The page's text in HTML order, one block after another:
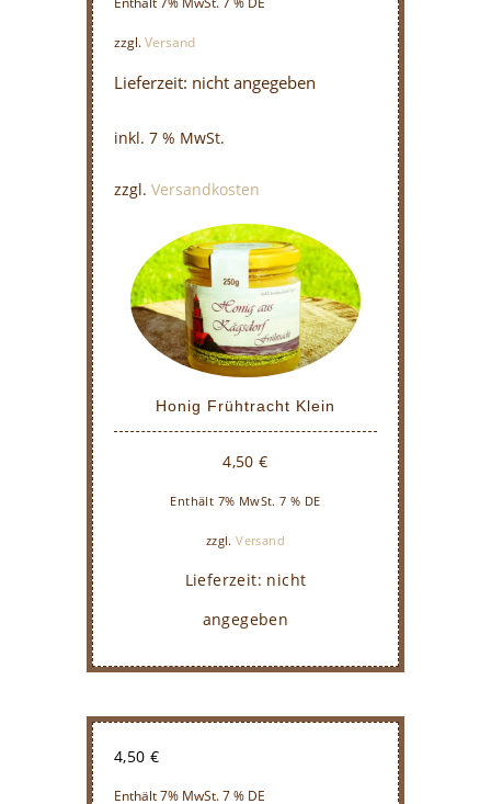
zzgl.Versand
Lieferzeit: nicht angegeben
inkl. 7 % MwSt.
zzgl. Versandkosten
Honig Frühtracht Klein
4,50€
Enthält 7% MwSt. 7 % DE
zzgl.Versand
Lieferzeit: nicht
angegeben
4,50 €
Enthält 7% MwSt. 7 % DE